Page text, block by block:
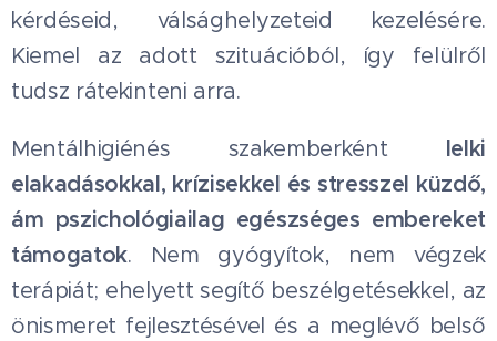
kérdéseid, válsághelyzeteid kezelésére.
Kiemel az adott szituációból, így felülről
tudsz rátekinteni arra.
Mentálhigiénés szakemberként lelki
elakadásokkal, krízisekkel és stresszel küzdő,
ám pszichológiailag egészséges embereket
támogatok. Nem gyógyítok, nem végzek
terápiát; ehelyett segítő beszélgetésekkel, az
önismeret fejlesztésével és a meglévő belső